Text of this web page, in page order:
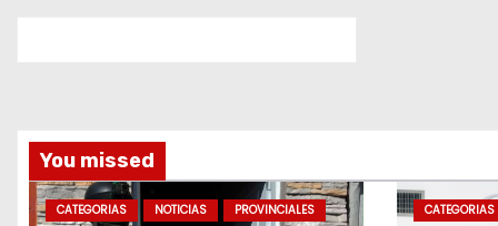
You missed
CATEGORIAS NOTICIAS PROVINCIALES CATEGORIAS